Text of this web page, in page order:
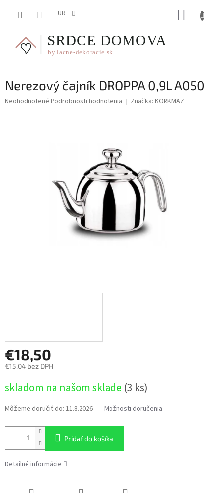
EUR
Nerezový čajník DROPPA 0,9L A050
Priemerné
Neohodnotené Podrobnosti hodnotenia Značka: KORKMAZ
€18,50
€15,04 bez DPH
cena:
skladom na našom sklade (3 ks)
Môžeme doručiť do: 11.8.2026 Možnosti doručenia
Pridať do košíka
Detailné informácie